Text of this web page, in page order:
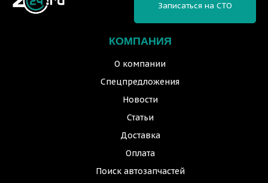
КОМПАНИЯ
О компании
Спецпредложения
Новости
Статьи
Доставка
Оплата
Поиск автозапчастей
Записаться на СТО